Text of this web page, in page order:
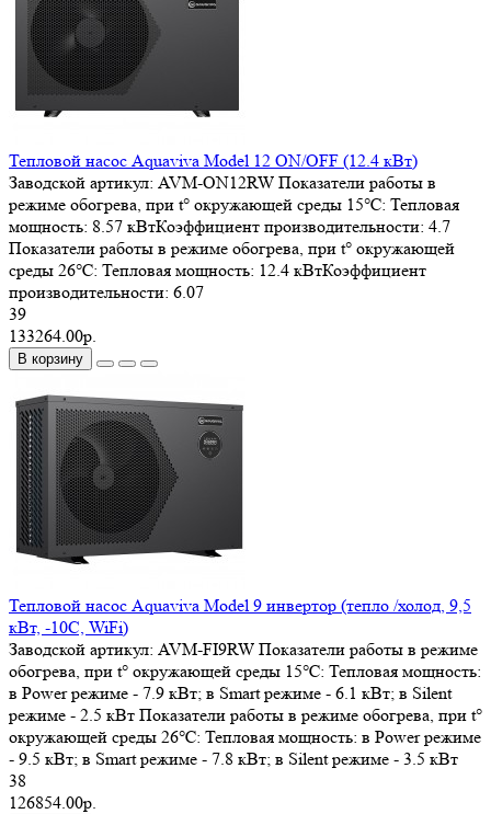
Тепловой насос Aquaviva Model 12 ON/OFF (12.4 кВт)
Заводской артикул: AVM-ON12RW Показатели работы в
режиме обогрева, при t° окружающей среды 15℃: Тепловая
мощность: 8.57 кВтКоэффициент производительности: 4.7
Показатели работы в режиме обогрева, при t° окружающей
среды 26℃: Тепловая мощность: 12.4 кВтКоэффициент
производительности: 6.07
39
133264.00р.
В корзину
Тепловой насос Aquaviva Model 9 инвертор (тепло /холод, 9,5
кВт, -10С, WiFi)
Заводской артикул: AVM-FI9RW Показатели работы в режиме
обогрева, при t° окружающей среды 15℃: Тепловая мощность:
в Power режиме - 7.9 кВт; в Smart режиме - 6.1 кВт; в Silent
режиме - 2.5 кВт Показатели работы в режиме обогрева, при t°
окружающей среды 26℃: Тепловая мощность: в Power режиме
- 9.5 кВт; в Smart режиме - 7.8 кВт; в Silent режиме - 3.5 кВт
38
126854.00р.